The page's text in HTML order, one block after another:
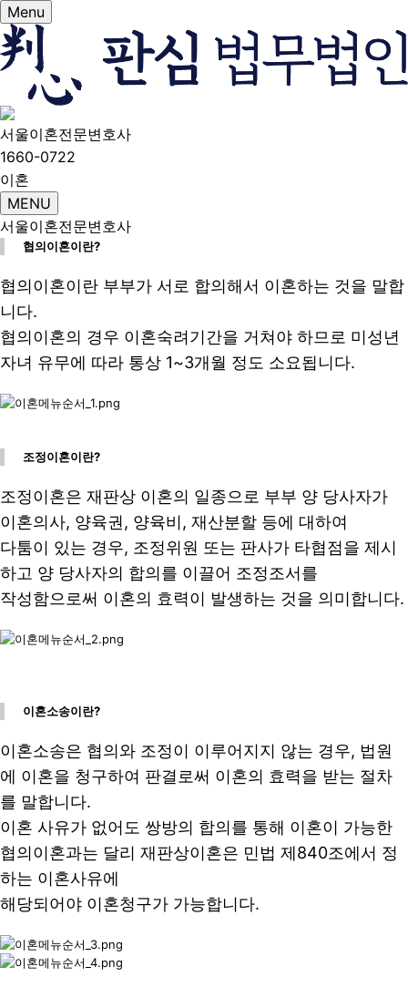
Menu
서울이혼전문변호사
1660-0722
이혼
MENU
서울이혼전문변호사
협의이혼이란?
협의이혼이란 부부가 서로 합의해서 이혼하는 것을 말합
니다.
협의이혼의 경우 이혼숙려기간을 거쳐야 하므로 미성년
자녀 유무에 따라 통상 1~3개월 정도 소요됩니다.
조정이혼이란?
조정이혼은 재판상 이혼의 일종으로 부부 양 당사자가
이혼의사, 양육권, 양육비, 재산분할 등에 대하여
다툼이 있는 경우, 조정위원 또는 판사가 타협점을 제시
하고 양 당사자의 합의를 이끌어 조정조서를
작성함으로써 이혼의 효력이 발생하는 것을 의미합니다.
이혼소송이란?
이혼소송은 협의와 조정이 이루어지지 않는 경우, 법원
에 이혼을 청구하여 판결로써 이혼의 효력을 받는 절차
를 말합니다.
이혼 사유가 없어도 쌍방의 합의를 통해 이혼이 가능한
협의이혼과는 달리 재판상이혼은 민법 제840조에서 정
하는 이혼사유에
해당되어야 이혼청구가 가능합니다.